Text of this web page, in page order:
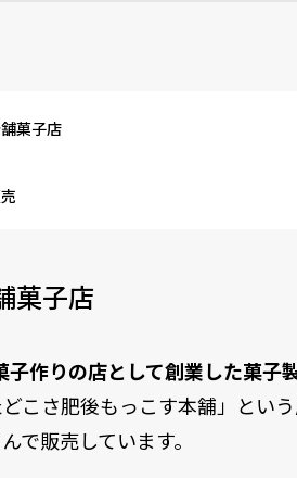
菓子店
菓子店
作りの店として創業した菓子
どこさ肥後もっこす本舗」とい
で販売しています。